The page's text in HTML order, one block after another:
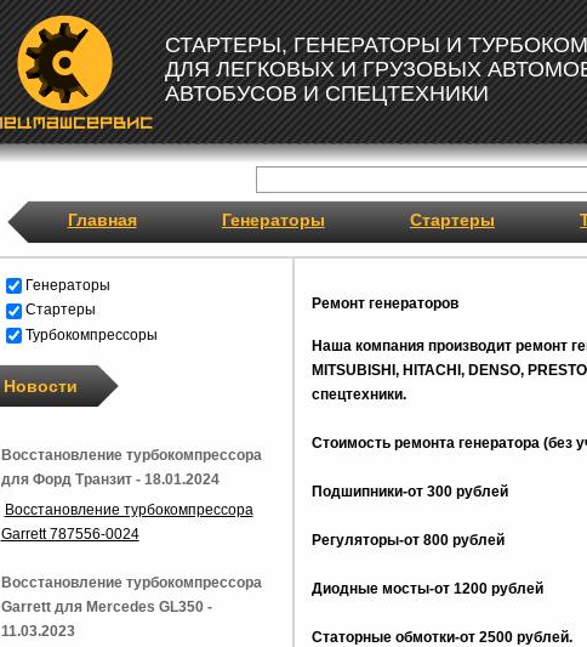
СТАРТЕРЫ, ГЕНЕРАТОРЫ И
ДЛЯ ЛЕГКОВЫХ И ГРУЗОВЫХ
АВТОБУСОВ И СПЕЦТЕХНИКИ
Главная Генераторы Стартеры
Ремонт генераторов
Наша компания производит ремонт
MITSUBISHI, HITACHI, DENSO,
спецтехники.
Стоимость ремонта генератора (без
Подшипники-от 300 рублей
Регуляторы-от 800 рублей
Диодные мосты-от 1200 рублей
Статорные обмотки-от 2500 рублей.
Генераторы
Стартеры
Турбокомпрессоры
Новости
Восстановление турбокомпрессора
для Форд Транзит - 18.01.2024
Восстановление турбокомпрессора
Garrett 787556-0024
Восстановление турбокомпрессора
Garrett для Mercedes GL350 -
11.03.2023